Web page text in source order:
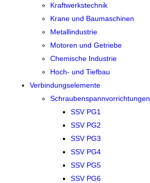
Kraftwerkstechnik
Krane und Baumaschinen
Metallindustrie
Motoren und Getriebe
Chemische Industrie
Hoch- und Tiefbau
Verbindungselemente
Schraubenspannvorrichtungen
SSV PG1
SSV PG2
SSV PG3
SSV PG4
SSV PG5
SSV PG6